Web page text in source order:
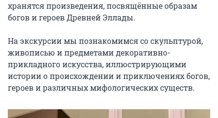
хранятся произведения, посвящённые образам
богов и героев Древней Эллады.
На экскурсии мы познакомимся со скульптурой,
живописью и предметами декоративно-
прикладного искусства, иллюстрирующими
истории о происхождении и приключениях богов,
героев и различных мифологических существ.